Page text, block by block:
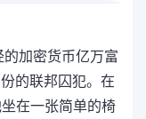
加密货币亿万富
的联邦囚犯。在
在一张简单的椅